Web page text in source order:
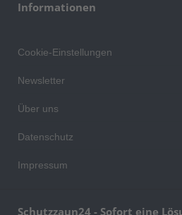
Informationen
Cookie-Einstellungen
Newsletter
Über uns
Datenschutz
Impressum
Schutzzaun24 - Sofort eine